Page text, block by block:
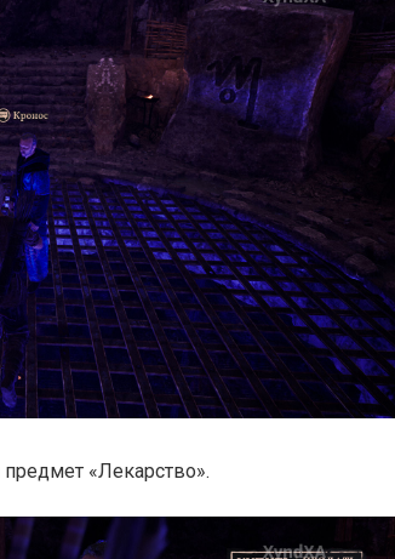
«Лекарство».